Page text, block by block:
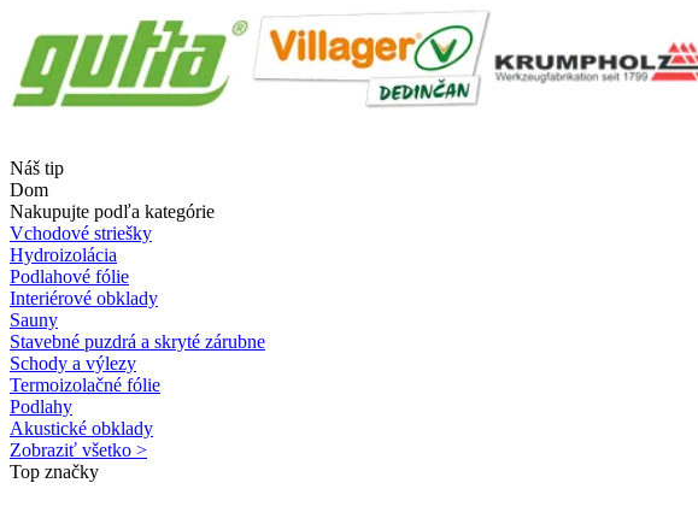
Náš tip
Dom
Nakupujte podľa kategórie
Vchodové striešky
Hydroizolácia
Podlahové fólie
Interiérové obklady
Sauny
Stavebné puzdrá a skryté zárubne
Schody a výlezy
Termoizolačné fólie
Podlahy
Akustické obklady
Zobraziť všetko >
Top značky